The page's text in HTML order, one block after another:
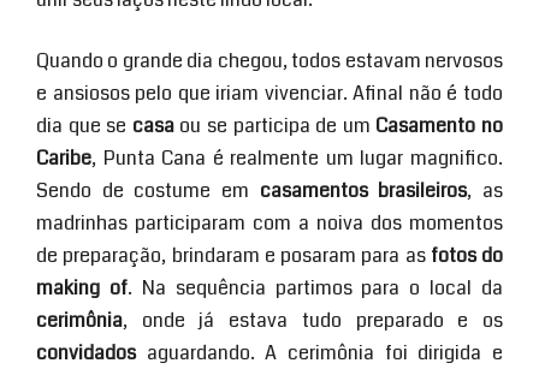
Quando o grande dia chegou, todos estavam nervosos
e ansiosos pelo que iriam vivenciar. Afinal não é todo
dia que se casaou se participa de um Casamento no
Caribe, Punta Cana é realmente um lugar magnifico.
Sendo de costume em casamentos brasileiros, as
madrinhas participaram com a noiva dos momentos
de preparação, brindaram e posaram para as fotos do
making of. Na sequência partimos para o local da
cerimônia, onde já estava tudo preparado e os
convidadosaguardando. A cerimônia foi dirigida e